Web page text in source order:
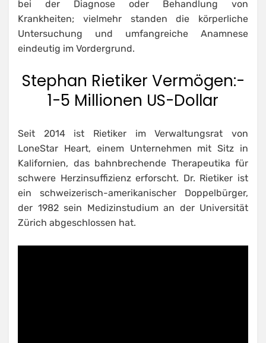
bei der Diagnose oder Behandlung von
Krankheiten; vielmehr standen die körperliche
Untersuchung und umfangreiche Anamnese
eindeutig im Vordergrund.
Stephan Rietiker Vermögen:-
1-5 Millionen US-Dollar
Seit 2014 ist Rietiker im Verwaltungsrat von
LoneStar Heart, einem Unternehmen mit Sitz in
Kalifornien, das bahnbrechende Therapeutika für
schwere Herzinsuffizienz erforscht. Dr. Rietiker ist
ein schweizerisch-amerikanischer Doppelbürger,
der 1982 sein Medizinstudium an der Universität
Zürich abgeschlossen hat.